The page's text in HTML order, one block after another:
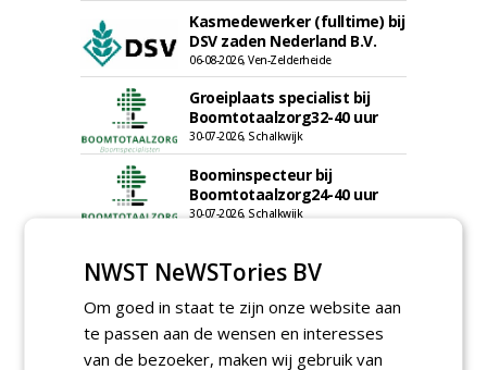
Kasmedewerker (fulltime) bij
DSV zaden Nederland B.V.
06-08-2026, Ven-Zelderheide
Groeiplaats specialist bij
Boomtotaalzorg32-40 uur
30-07-2026, Schalkwijk
Boominspecteur bij
Boomtotaalzorg24-40 uur
30-07-2026, Schalkwijk
meer Groene Banen
NWST NeWSTories BV
Om goed in staat te zijn onze website aan
te passen aan de wensen en interesses
van de bezoeker, maken wij gebruik van